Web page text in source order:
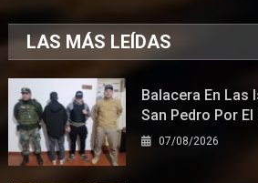
LAS MÁS LEÍDAS
Balacera En Las
San Pedro Por
07/08/2026